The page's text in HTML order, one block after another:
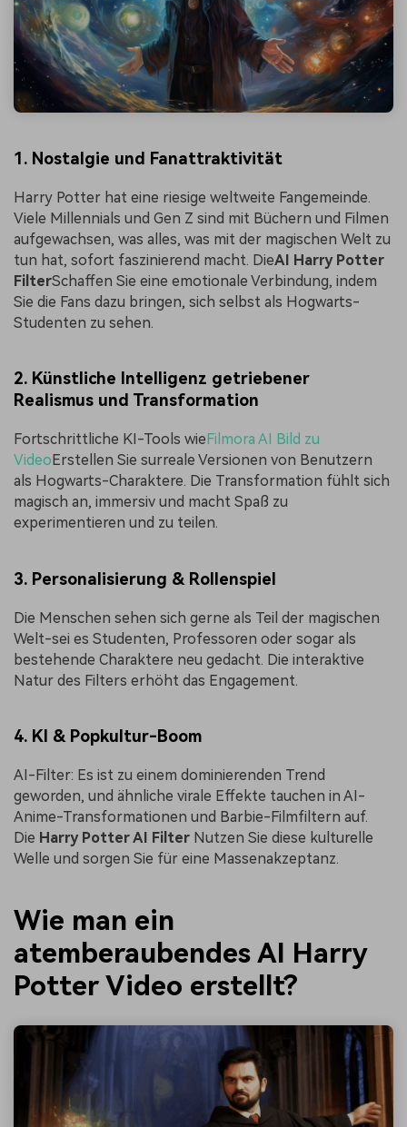
1. Nostalgie und Fanattraktivität
Harry Potter hat eine riesige weltweite Fangemeinde.
Viele Millennials und Gen Z sind mit Büchern und Filmen
aufgewachsen, was alles, was mit der magischen Welt zu
tun hat, sofort faszinierend macht. DieAI Harry Potter
FilterSchaffen Sie eine emotionale Verbindung, indem
Sie die Fans dazu bringen, sich selbst als Hogwarts-
Studenten zu sehen.
2. Künstliche Intelligenz getriebener
Realismus und Transformation
Fortschrittliche KI-Tools wie Filmora AI Bild zu
Video Erstellen Sie surreale Versionen von Benutzern
als Hogwarts-Charaktere. Die Transformation fühlt sich
magisch an, immersiv und macht Spaß zu
experimentieren und zu teilen.
3. Personalisierung & Rollenspiel
Die Menschen sehen sich gerne als Teil der magischen
Welt-sei es Studenten, Professoren oder sogar als
bestehende Charaktere neu gedacht. Die interaktive
Natur des Filters erhöht das Engagement.
4. KI & Popkultur-Boom
AI-Filter: Es ist zu einem dominierenden Trend
geworden, und ähnliche virale Effekte tauchen in AI-
Anime-Transformationen und Barbie-Filmfiltern auf.
Die Harry Potter AI Filter Nutzen Sie diese kulturelle
Welle und sorgen Sie für eine Massenakzeptanz.
Wie man ein
atemberaubendes AI Harry
Potter Video erstellt?